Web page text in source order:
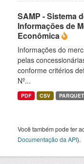
SAMP - Sistema
Informações de
Econômica
Informações do
pelas
conforme critérios
Nº...
PDF CSV PARQUET
Você também pode ter
Documentação da API).